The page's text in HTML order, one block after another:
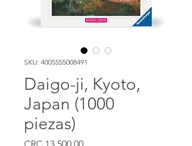
SKU: 4005555008491
Daigo-ji, Kyoto,
Japan (1000
piezas)
Precio